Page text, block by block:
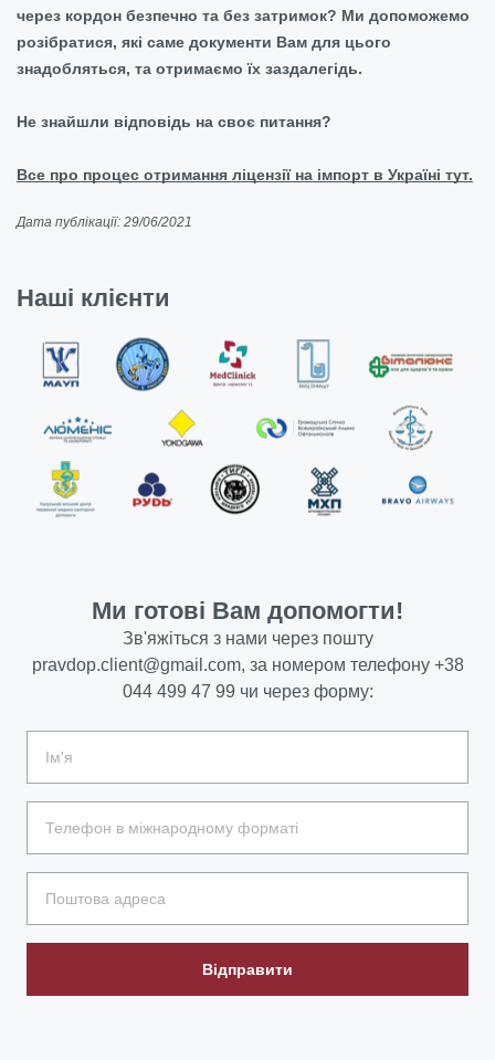
через кордон безпечно та без затримок? Ми допоможемо
розібратися, які саме документи Вам для цього
знадобляться, та отримаємо їх заздалегідь.
Не знайшли відповідь на своє питання?
Все про процес отримання ліцензії на імпорт в Україні тут.
Дата публікації: 29/06/2021
Наші клієнти
Ми готові Вам допомогти!
Зв'яжіться з нами через пошту
pravdop.client@gmail.com, за номером телефону +38
044 499 47 99 чи через форму:
Відправити